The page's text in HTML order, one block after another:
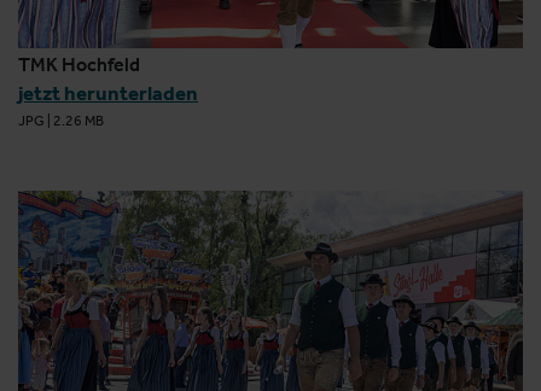
TMK Hochfeld
jetzt herunterladen
JPG 2.26 MB